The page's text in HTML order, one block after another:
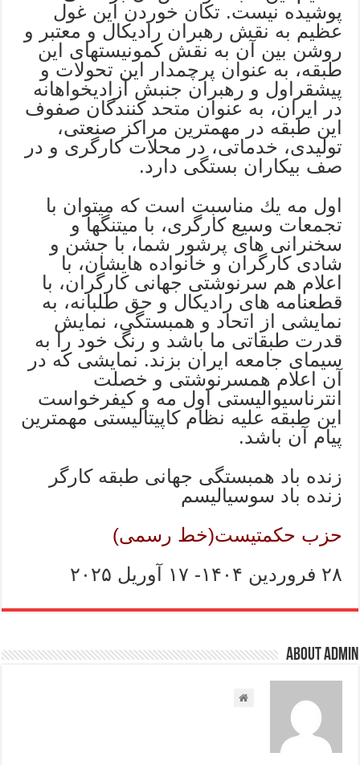
پوشیده نیست. تكان خوردن این غول
عظیم به نقش رهبران رادیكال و معتبر و
روشن بین آن به نقش كمونیستهای این
طبقه، به عنوان پرچمدار این تحولات و
پیشقراول و رهبران جنبش آزادیخواهانه
در ایران، به عنوان متحد كنندگان صفوف
این طبقه در مهمترین مراكز صنعتی،
تولیدی، خدماتی، در محلات كارگری و در
صف بیكاران بستگی دارد.
اول مه یك مناسبت است كه میتوان با
تجمعات وسیع كارگری، با میتنگها و
سخنرانی های پرشور شما، با جشن و
شادی كارگران و خانواده هایشان، با
اعلام هم سرنوشتی جهانی كارگران، با
قطعنامه های رادیكال و حق طلبانه، به
نمایشی از اتحاد و همبستگی، نمایش
قدرت طبقاتی ما باشد و رنگ خود را به
سیمای جامعه ایران بزند. نمایشی كه در
آن اعلام همسرنوشتی و خصلت
انترناسیوالیستی اول مه و كیفرخواست
این طبقه علیه نظام كاپیتالیستی مهمترین
پیام آن باشد.
زنده باد همبستگی جهانی طبقه كارگر
زنده باد سوسیالیسم
حزب حكمتیست(خط رسمی)
۲۸ فروردین ۱۴۰۴- ۱۷ آوریل ۲۰۲۵
About admin